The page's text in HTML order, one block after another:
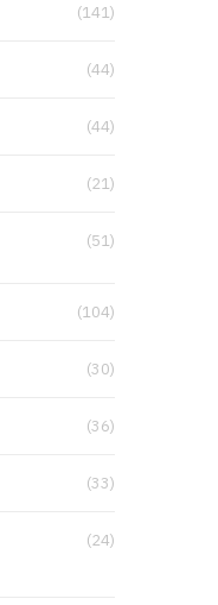
(141)
(44)
(44)
(21)
(51)
(104)
(30)
(36)
(33)
(24)